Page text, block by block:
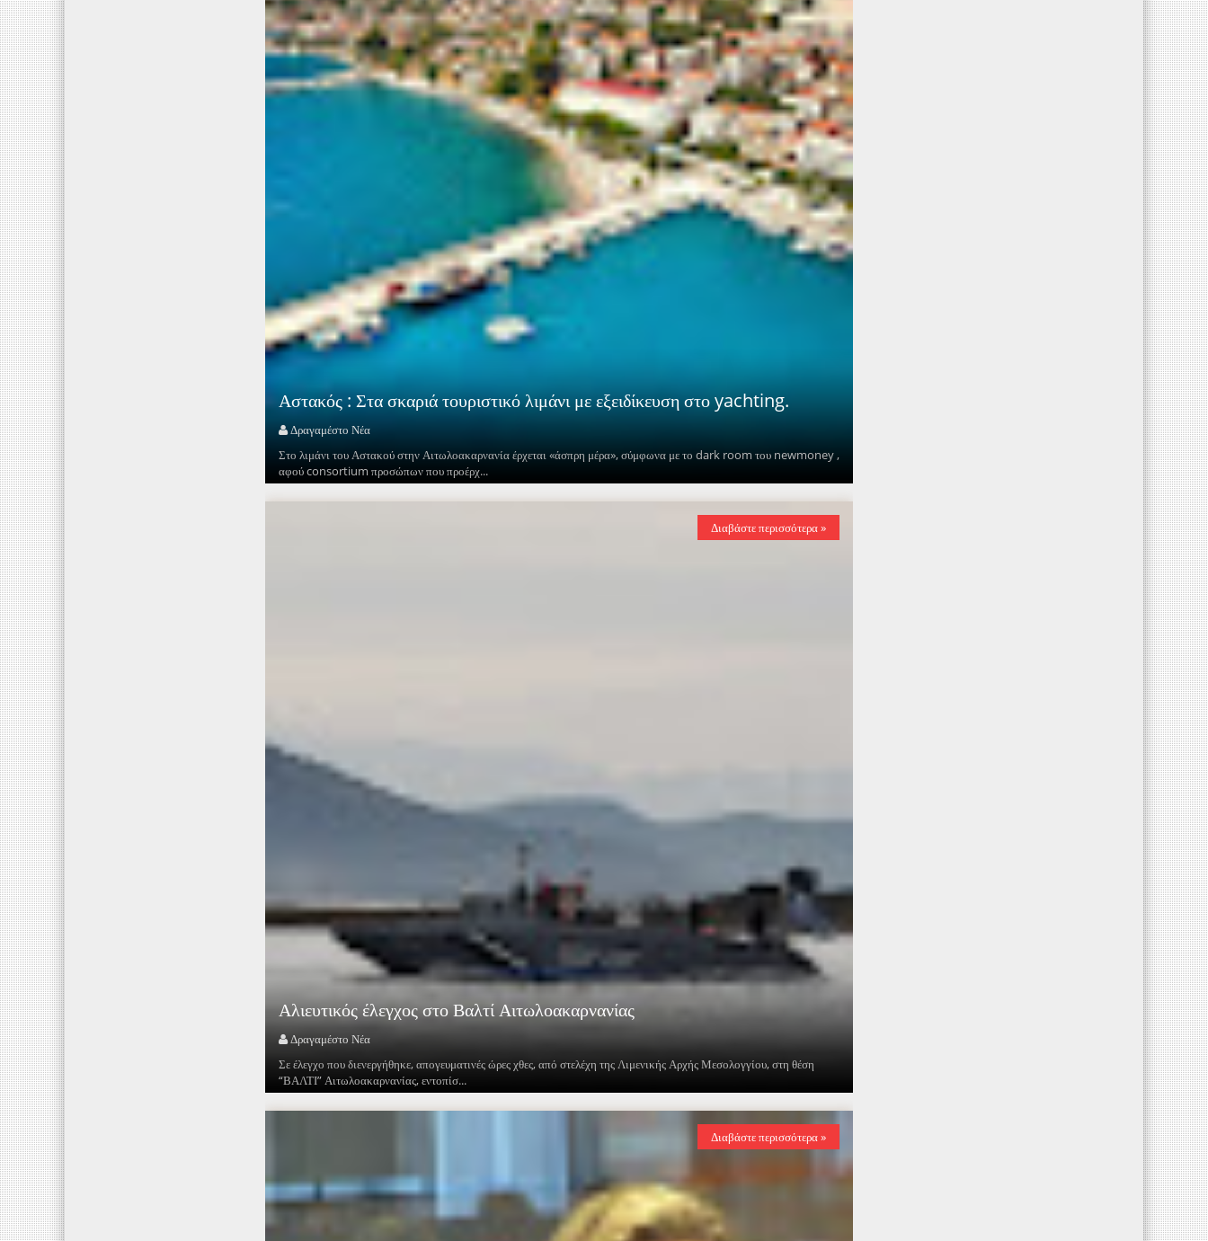
Αστακός : Στα σκαριά τουριστικό λιμάνι με εξειδίκευση στο yachting.
Δραγαμέστο Νέα
Στο λιμάνι του Αστακού στην Αιτωλοακαρνανία έρχεται «άσπρη μέρα», σύμφωνα με το dark room του newmoney ,
αφού consortium προσώπων που προέρχ...
Αλιευτικός έλεγχος στο Βαλτί Αιτωλοακαρνανίας
Δραγαμέστο Νέα
Σε έλεγχο που διενεργήθηκε, απογευματινές ώρες χθες, από στελέχη της Λιμενικής Αρχής Μεσολογγίου, στη θέση
“ΒΑΛΤΙ” Αιτωλοακαρνανίας, εντοπίσ...
Διαβάστε περισσότερα »
Διαβάστε περισσότερα »